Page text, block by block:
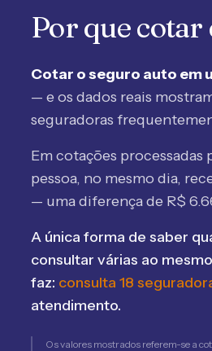
Por que cotar
Cotar o seguro auto em
— e os dados reais
seguradoras
Em cotações processadas
pessoa, no mesmo dia,
— uma diferença de R$
A única forma de saber
consultar várias ao
faz: consulta 18
atendimento.
Os valores mostrados referem-se a